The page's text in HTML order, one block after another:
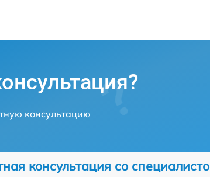
консультацию
консультация со